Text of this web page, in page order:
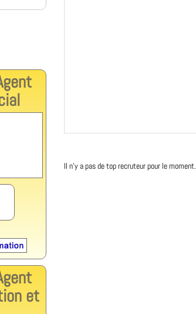
et
Il n'y a pas de top recruteur pour le moment.